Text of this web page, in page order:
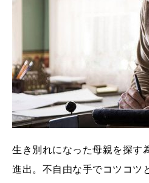
生き別れになった母親を探す
進出。不自由な手でコツコツ